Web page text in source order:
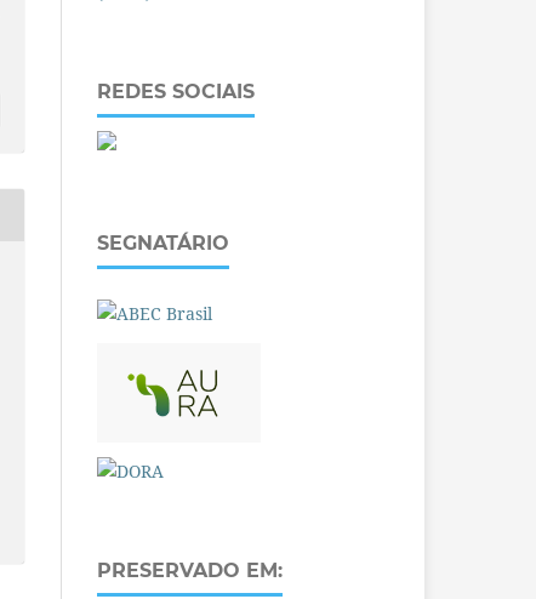
REDES SOCIAIS
SEGNATÁRIO
PRESERVADO EM: